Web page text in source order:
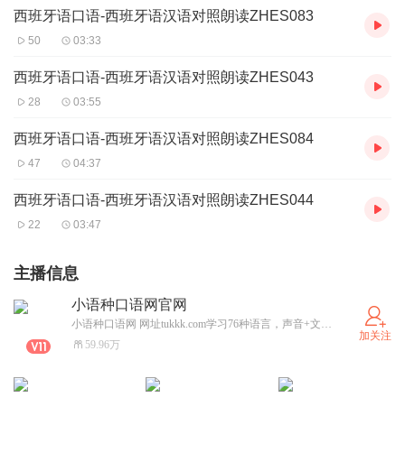
西班牙语口语-西班牙语汉语对照朗读ZHES083
50 03:33
西班牙语口语-西班牙语汉语对照朗读ZHES043
28 03:55
西班牙语口语-西班牙语汉语对照朗读ZHES084
47 04:37
西班牙语口语-西班牙语汉语对照朗读ZHES044
22 03:47
主播信息
小语种口语网官网
小语种口语网 网址tukkk.com学习76种语言，声音+文本，每个句子都伴有音频，欧洲语言 亚洲语言，非洲语言。纽约英语口语网 网址ny-yy.com 由美国播音员朗读。每个句子都伴有音频。请联系我孙强
59.96万
加关注